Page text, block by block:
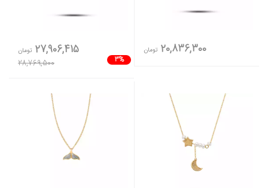
20,836,300 تومان
3%
27,906,415 تومان
28,769,500